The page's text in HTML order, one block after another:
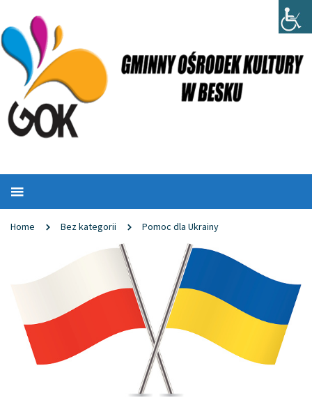
Home Bez kategorii Pomoc dla Ukrainy